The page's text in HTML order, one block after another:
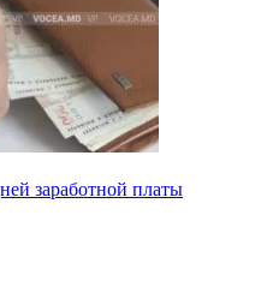
заработной платы